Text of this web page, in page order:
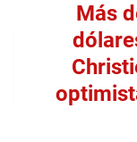
Más